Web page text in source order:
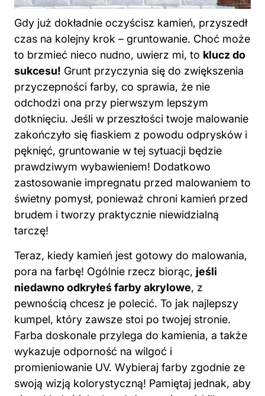
Gdy już dokładnie oczyścisz kamień, przyszedł
czas na kolejny krok – gruntowanie. Choć może
to brzmieć nieco nudno, uwierz mi, to klucz do
sukcesu! Grunt przyczynia się do zwiększenia
przyczepności farby, co sprawia, że nie
odchodzi ona przy pierwszym lepszym
dotknięciu. Jeśli w przeszłości twoje malowanie
zakończyło się fiaskiem z powodu odprysków i
pęknięć, gruntowanie w tej sytuacji będzie
prawdziwym wybawieniem! Dodatkowo
zastosowanie impregnatu przed malowaniem to
świetny pomysł, ponieważ chroni kamień przed
brudem i tworzy praktycznie niewidzialną
tarczę!
Teraz, kiedy kamień jest gotowy do malowania,
pora na farbę! Ogólnie rzecz biorąc, jeśli
niedawno odkryłeś farby akrylowe, z
pewnością chcesz je polecić. To jak najlepszy
kumpel, który zawsze stoi po twojej stronie.
Farba doskonale przylega do kamienia, a także
wykazuje odporność na wilgoć i
promieniowanie UV. Wybieraj farby zgodnie ze
swoją wizją kolorystyczną! Pamiętaj jednak, aby